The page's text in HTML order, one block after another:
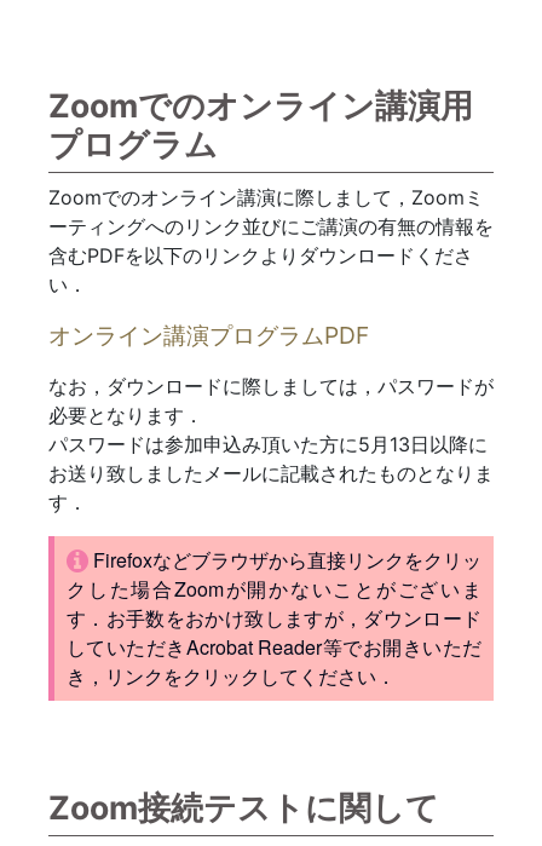
Zoomでのオンライン講演用
プログラム
Zoomでのオンライン講演に際しまして，Zoomミ
ーティングへのリンク並びにご講演の有無の情報を
含むPDFを以下のリンクよりダウンロードくださ
い．
オンライン講演プログラムPDF
なお，ダウンロードに際しましては，パスワードが
必要となります．
パスワードは参加申込み頂いた方に5月13日以降に
お送り致しましたメールに記載されたものとなりま
す．
Firefoxなどブラウザから直接リンクをクリッ
クした場合Zoomが開かないことがございま
す．お手数をおかけ致しますが，ダウンロード
していただきAcrobat Reader等でお開きいただ
き，リンクをクリックしてください．
Zoom接続テストに関して